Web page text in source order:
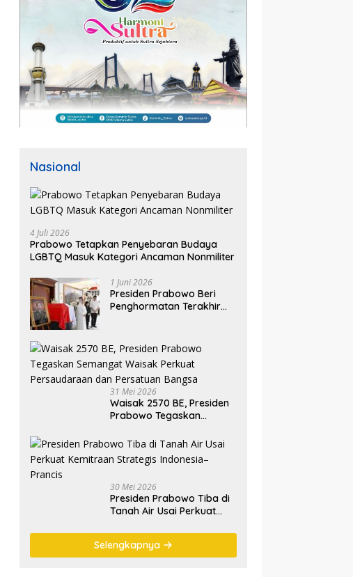
Nasional
4 Juli 2026
Prabowo Tetapkan Penyebaran Budaya
LGBTQ Masuk Kategori Ancaman Nonmiliter
1 Juni 2026
Presiden Prabowo Beri
Penghormatan Terakhir
Ryamizard Ryacudu
31 Mei 2026
Waisak 2570 BE, Presiden
Prabowo Tegaskan
Persaudaraan dan
Persatuan Bangsa
30 Mei 2026
Presiden Prabowo Tiba di
Tanah Air Usai Perkuat
Indonesia–Prancis
Selengkapnya